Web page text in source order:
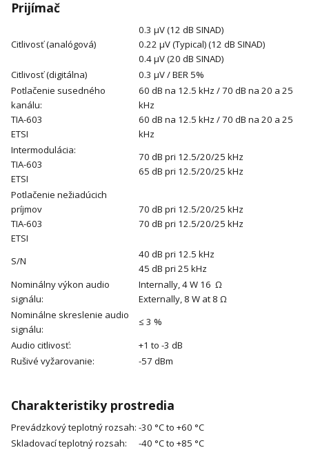
Prijímač
Citlivosť (analógová)
0.3 μV (12 dB SINAD)
0.22 μV (Typical) (12 dB SINAD)
0.4 μV (20 dB SINAD)
Citlivosť (digitálna)
0.3 μV / BER 5%
Potlačenie susedného
kanálu:
TIA-603
ETSI
60 dB na 12.5 kHz / 70 dB na 20 a 25
kHz
60 dB na 12.5 kHz / 70 dB na 20 a 25
kHz
Intermodulácia:
TIA-603
ETSI
70 dB pri 12.5/20/25 kHz
65 dB pri 12.5/20/25 kHz
Potlačenie nežiadúcich
príjmov
TIA-603
ETSI
70 dB pri 12.5/20/25 kHz
70 dB pri 12.5/20/25 kHz
S/N
40 dB pri 12.5 kHz
45 dB pri 25 kHz
Nominálny výkon audio
signálu:
Internally, 4 W 16 Ω
Externally, 8 W at 8 Ω
Nominálne skreslenie audio
signálu:
≤ 3 %
Audio citlivosť:
+1 to -3 dB
Rušivé vyžarovanie:
-57 dBm
Charakteristiky prostredia
Prevádzkový teplotný rozsah: -30 °C to +60 °C
Skladovací teplotný rozsah:
-40 °C to +85 °C